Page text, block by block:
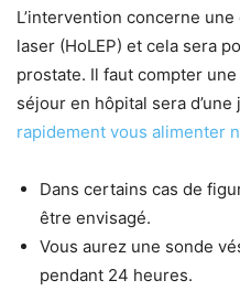
L’intervention concerne
laser (HoLEP) et cela sera
prostate. Il faut compter
séjour en hôpital sera d’une
rapidement vous alimenter
Dans certains cas de
être envisagé.
Vous aurez une sonde
pendant 24 heures.